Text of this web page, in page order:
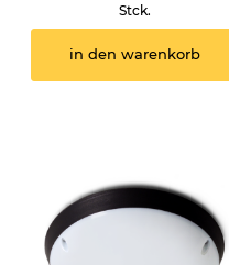
Stck.
in den warenkorb